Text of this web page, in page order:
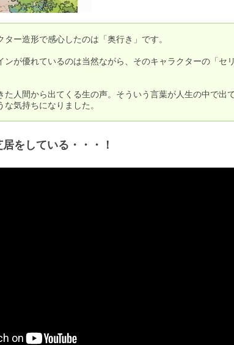
ー造形で感心したのは「奥行き」です。
ンが優れているのは当然ながら、そのキャラクターの「セ
た人間から出てくる生の声。そういう言葉が人生の中で
気持ちになりました。
をしている・・・！